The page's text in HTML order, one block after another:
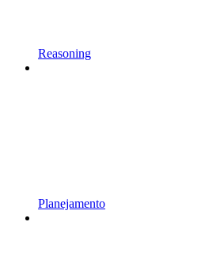
Reasoning
Planejamento